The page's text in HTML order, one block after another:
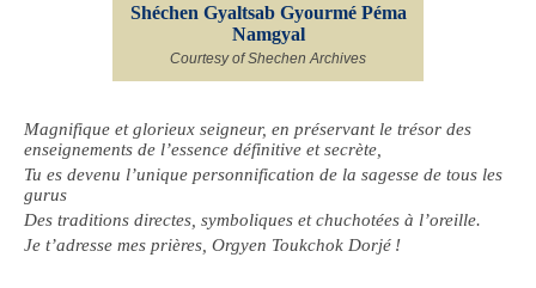
Shéchen Gyaltsab Gyourmé Péma
Namgyal
Courtesy of Shechen Archives
Magnifique et glorieux seigneur, en préservant le trésor des
enseignements de l’essence définitive et secrète,
Tu es devenu l’unique personnification de la sagesse de tous les
gurus
Des traditions directes, symboliques et chuchotées à l’oreille.
Je t’adresse mes prières, Orgyen Toukchok Dorjé !